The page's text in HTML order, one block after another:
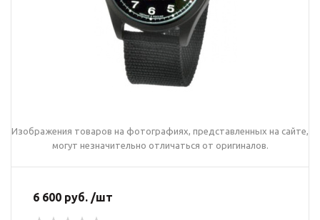
Изображения товаров на фотографиях, представленных на сайте,
могут незначительно отличаться от оригиналов.
6 600 руб. /шт